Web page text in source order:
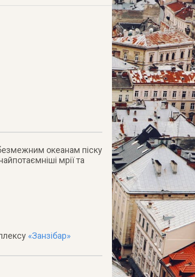
океанам піску
мрії та
«Занзібар»